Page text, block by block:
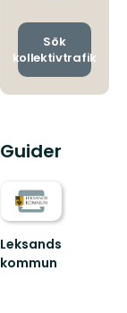
och
Sök
kollektivtrafik
Guider
Leksands
kommun